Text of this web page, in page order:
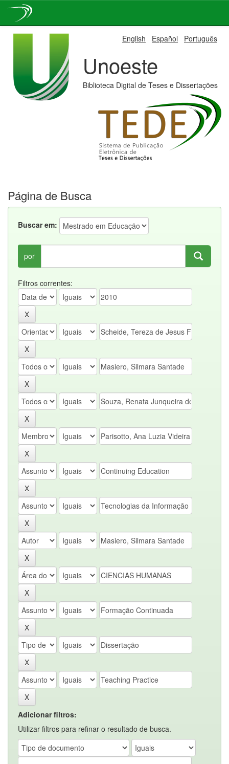
English Español Português
Unoeste
Biblioteca Digital de Teses e Dissertações
Página de Busca
Buscar em:
por
Filtros correntes:
Adicionar filtros:
Utilizar filtros para refinar o resultado de busca.